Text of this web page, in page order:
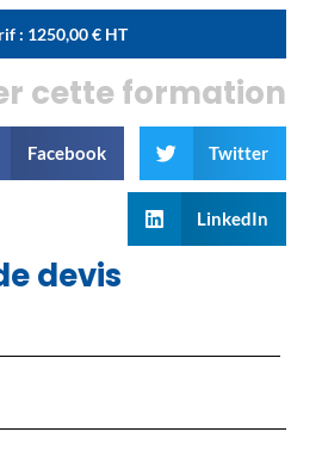
: 1250,00€ HT
cette formation
Facebook Twitter
LinkedIn
devis